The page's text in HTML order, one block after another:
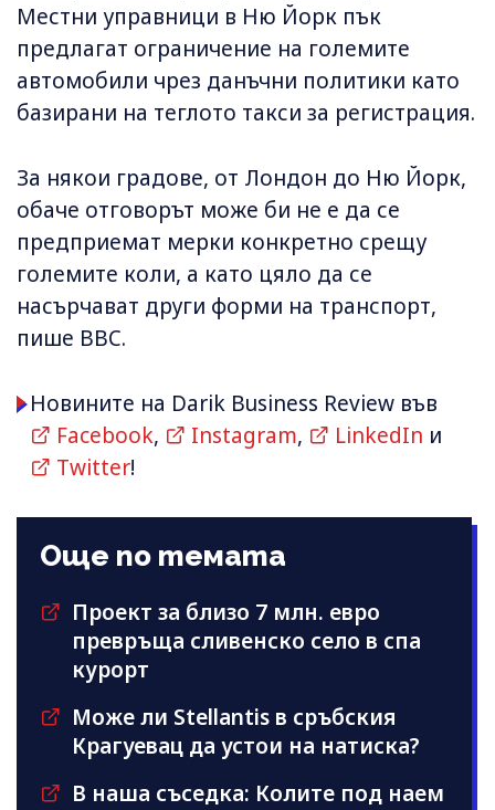
Местни управници в Ню Йорк пък
предлагат ограничение на големите
автомобили чрез данъчни политики като
базирани на теглото такси за регистрация.
За някои градове, от Лондон до Ню Йорк,
обаче отговорът може би не е да се
предприемат мерки конкретно срещу
големите коли, а като цяло да се
насърчават други форми на транспорт,
пише BBC.
Новините на Darik Business Review във
Facebook, Instagram, LinkedIn и
Twitter!
Още по темата
Проект за близо 7 млн. евро
превръща сливенско село в спа
курорт
Може ли Stellantis в сръбския
Крагуевац да устои на натиска?
В наша съседка: Колите под наем